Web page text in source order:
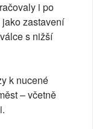
i po
zastavení
s nižší
k nucené
– včetně